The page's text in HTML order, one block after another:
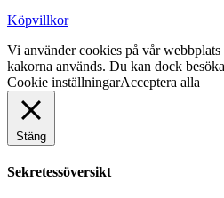
Köpvillkor
Vi använder cookies på vår
kakorna används. Du kan dock
Cookie inställningarAcceptera alla
Stäng
Sekretessöversikt